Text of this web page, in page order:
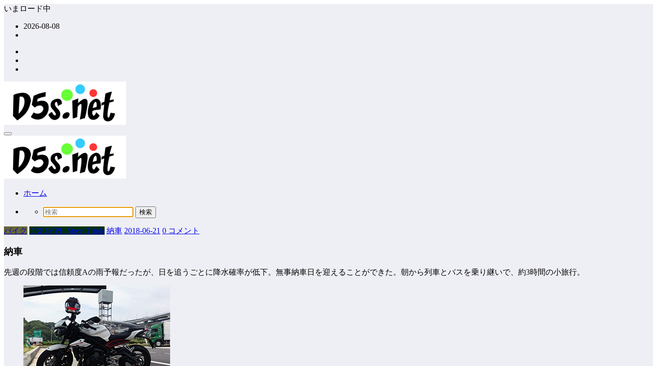
コ
いまロード中
2026-08-08
ホーム
バイク TRIUMPH Street Triple 納車 2018-06-21 0 コメント
納車
先週の段階では信頼度Aの雨予報だったが、日を追うごとに降水確率が低下。無事納車日を迎えることができた。朝から列車とバスを乗り継いで、約3時間の小旅行。